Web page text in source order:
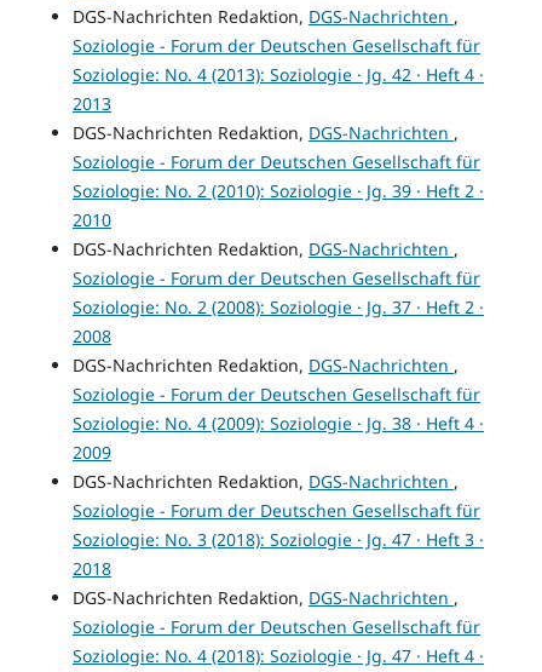
DGS-Nachrichten Redaktion, DGS-Nachrichten ,
Soziologie - Forum der Deutschen Gesellschaft für
Soziologie: No. 4 (2013): Soziologie · Jg. 42 · Heft 4 ·
2013
DGS-Nachrichten Redaktion, DGS-Nachrichten ,
Soziologie - Forum der Deutschen Gesellschaft für
Soziologie: No. 2 (2010): Soziologie · Jg. 39 · Heft 2 ·
2010
DGS-Nachrichten Redaktion, DGS-Nachrichten ,
Soziologie - Forum der Deutschen Gesellschaft für
Soziologie: No. 2 (2008): Soziologie · Jg. 37 · Heft 2 ·
2008
DGS-Nachrichten Redaktion, DGS-Nachrichten ,
Soziologie - Forum der Deutschen Gesellschaft für
Soziologie: No. 4 (2009): Soziologie · Jg. 38 · Heft 4 ·
2009
DGS-Nachrichten Redaktion, DGS-Nachrichten ,
Soziologie - Forum der Deutschen Gesellschaft für
Soziologie: No. 3 (2018): Soziologie · Jg. 47 · Heft 3 ·
2018
DGS-Nachrichten Redaktion, DGS-Nachrichten ,
Soziologie - Forum der Deutschen Gesellschaft für
Soziologie: No. 4 (2018): Soziologie · Jg. 47 · Heft 4 ·